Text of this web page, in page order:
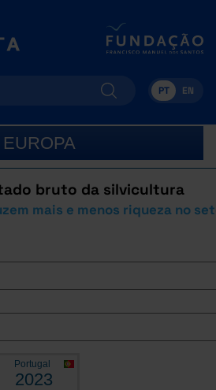
PT EN
EUROPA
bruto da silvicultura
mais e menos riqueza no
Portugal
2023